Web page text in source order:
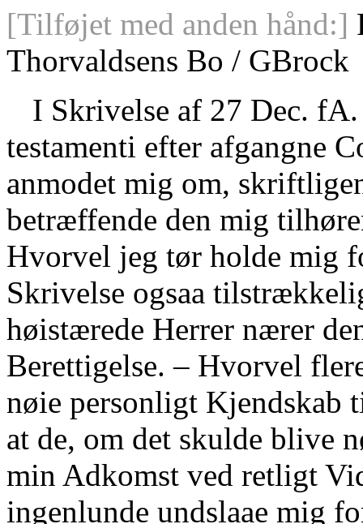
[Tilføjet med anden hånd:]
Thorvaldsens Bo / GBrock
I Skrivelse af 27 Dec.
testamenti efter afgangne
anmodet mig om,
betræffende den mig
Hvorvel jeg tør holde mig
Skrivelse ogsaa
høistærede Herrer nærer
Berettigelse. – Hvorvel
nøie personligt Kjendskab
at de, om det skulde blive
min Adkomst ved retligt
ingenlunde undslaae mig